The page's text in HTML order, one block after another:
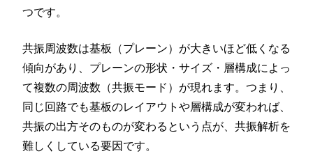
つです。
共振周波数は基板（プレーン）が大きいほど低くなる
傾向があり、プレーンの形状・サイズ・層構成によっ
て複数の周波数（共振モード）が現れます。つまり、
同じ回路でも基板のレイアウトや層構成が変われば、
共振の出方そのものが変わるという点が、共振解析を
難しくしている要因です。